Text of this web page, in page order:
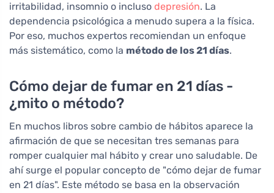
irritabilidad, insomnio o incluso depresión. La
dependencia psicológica a menudo supera a la física.
Por eso, muchos expertos recomiendan un enfoque
más sistemático, como la método de los 21 días.
Cómo dejar de fumar en 21 días -
¿mito o método?
En muchos libros sobre cambio de hábitos aparece la
afirmación de que se necesitan tres semanas para
romper cualquier mal hábito y crear uno saludable. De
ahí surge el popular concepto de "cómo dejar de fumar
en 21 días". Este método se basa en la observación